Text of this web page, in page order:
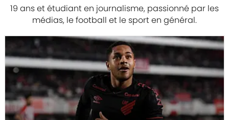
19 ans et étudiant en journalisme, passionné par les
médias, le football et le sport en général.